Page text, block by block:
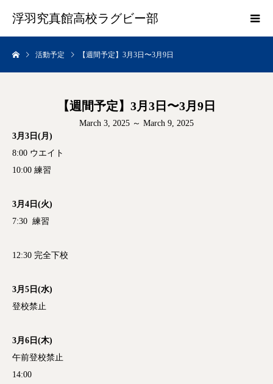
浮羽究真館高校ラグビー部
活動予定 【週間予定】3月3日〜3月9日
【週間予定】3月3日〜3月9日
March 3, 2025 ～ March 9, 2025
3月3日(月)
8:00 ウエイト
10:00 練習
3月4日(火)
7:30 練習
12:30 完全下校
3月5日(水)
登校禁止
3月6日(木)
午前登校禁止
14:00